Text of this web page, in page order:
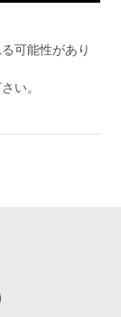
可能性があり
い。